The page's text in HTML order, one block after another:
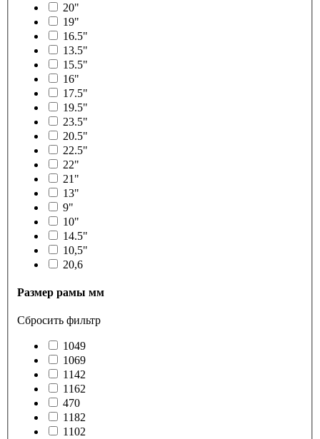
20"
19"
16.5"
13.5"
15.5"
16"
17.5"
19.5"
23.5"
20.5"
22.5"
22"
21"
13"
9"
10"
14.5"
10,5"
20,6
Размер рамы мм
Сбросить фильтр
1049
1069
1142
1162
470
1182
1102